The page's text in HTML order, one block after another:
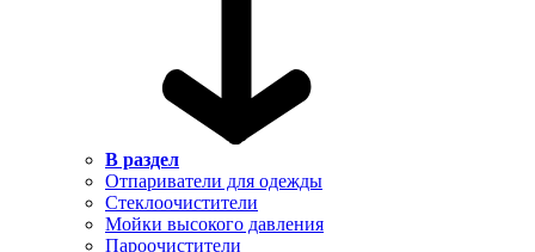
В раздел
Отпариватели для одежды
Стеклоочистители
Мойки высокого давления
Пароочистители